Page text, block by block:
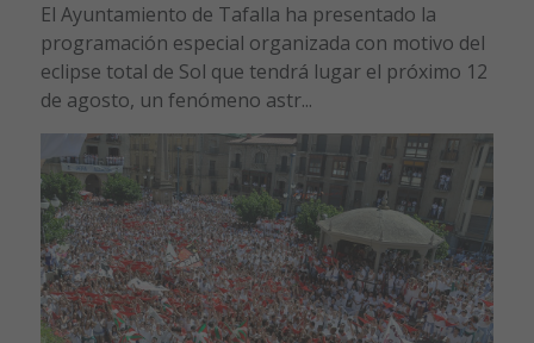
El Ayuntamiento de Tafalla ha presentado la
programación especial organizada con motivo del
eclipse total de Sol que tendrá lugar el próximo 12
de agosto, un fenómeno astr...